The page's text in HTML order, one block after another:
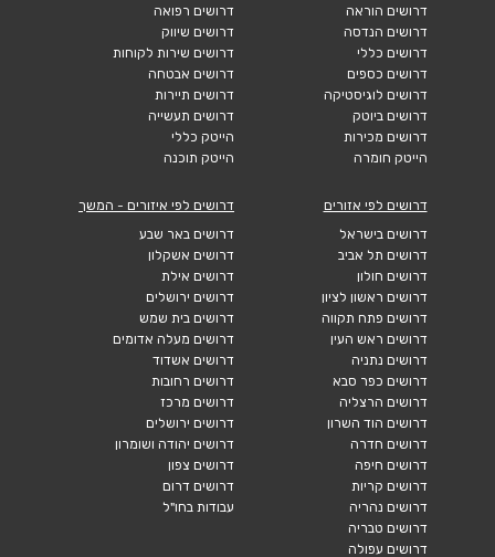
דרושים הוראה
דרושים הנדסה
דרושים כללי
דרושים כספים
דרושים לוגיסטיקה
דרושים ביוטק
דרושים מכירות
הייטק חומרה
דרושים רפואה
דרושים שיווק
דרושים שירות לקוחות
דרושים אבטחה
דרושים תיירות
דרושים תעשייה
הייטק כללי
הייטק תוכנה
דרושים לפי אזורים
דרושים בישראל
דרושים תל אביב
דרושים חולון
דרושים ראשון לציון
דרושים פתח תקווה
דרושים ראש העין
דרושים נתניה
דרושים כפר סבא
דרושים הרצליה
דרושים הוד השרון
דרושים חדרה
דרושים חיפה
דרושים קריות
דרושים נהריה
דרושים טבריה
דרושים עפולה
דרושים לפי איזורים - המשך
דרושים באר שבע
דרושים אשקלון
דרושים אילת
דרושים ירושלים
דרושים בית שמש
דרושים מעלה אדומים
דרושים אשדוד
דרושים רחובות
דרושים מרכז
דרושים ירושלים
דרושים יהודה ושומרון
דרושים צפון
דרושים דרום
עבודות בחו"ל